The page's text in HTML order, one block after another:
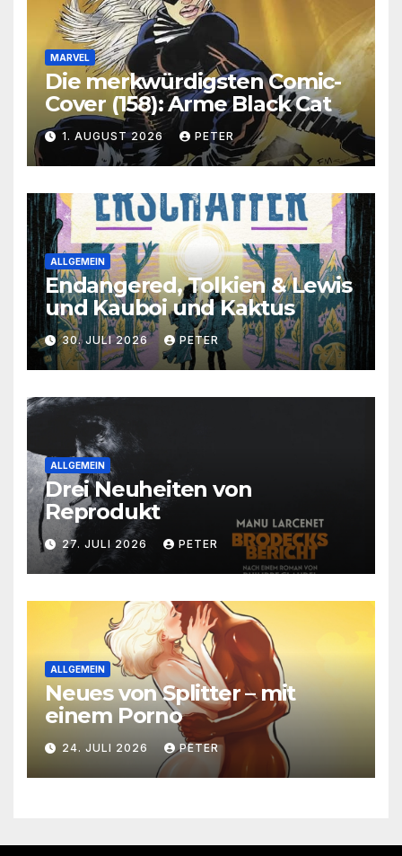
MARVEL
Die merkwürdigsten Comic-
Cover (158): Arme Black Cat
1. AUGUST 2026 PETER
ALLGEMEIN
Endangered, Tolkien & Lewis
und Kauboi und Kaktus
30. JULI 2026 PETER
ALLGEMEIN
Drei Neuheiten von
Reprodukt
27. JULI 2026 PETER
ALLGEMEIN
Neues von Splitter – mit
einem Porno
24. JULI 2026 PETER